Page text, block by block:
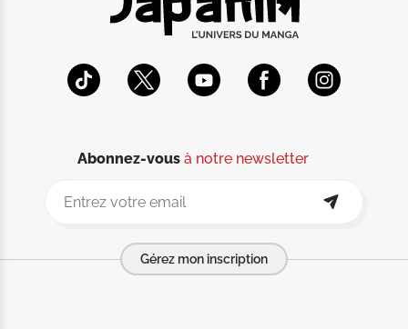
Abonnez-vousà notre newsletter
Gérez mon inscription